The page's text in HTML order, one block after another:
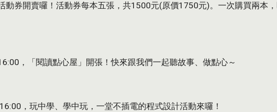
動券開賣囉！活動券每本五張，共1500元(原價1750元)。一次購買兩本
，「閱讀點心屋」開張！快來跟我們一起聽故事、做點心～
，玩中學、學中玩，一堂不插電的程式設計活動來囉！